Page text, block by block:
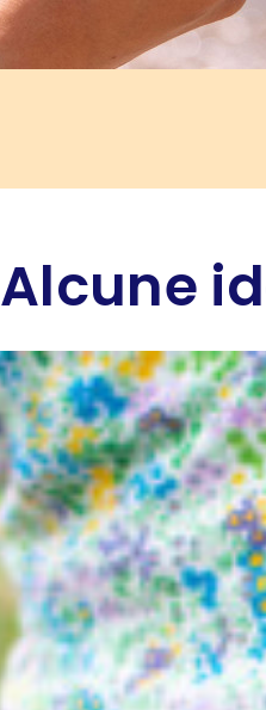
Alcune